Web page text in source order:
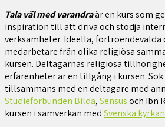
Tala väl med varandraär en kurs som
inspiration till att driva och stödja
verksamheter. Ideella, förtroendevalda
medarbetare från olika religiösa
kursen. Deltagarnas religiösa
erfarenheter är en tillgång i kursen.
tillsammans med en deltagare med
Studieförbunden Bilda,Sensusoch Ibn
kursen i samverkan medSvenska kyrkan